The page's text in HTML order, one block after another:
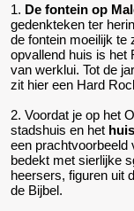
1. De fontein op
gedenkteken ter
de fontein moeilijk te
opvallend huis is het
van werklui. Tot de
zit hier een Hard
2. Voordat je op het
stadshuis en het
een prachtvoorbeeld
bedekt met sierlijke
heersers, figuren uit
de Bijbel.